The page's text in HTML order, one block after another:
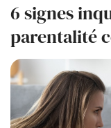
6 signes
parentalité